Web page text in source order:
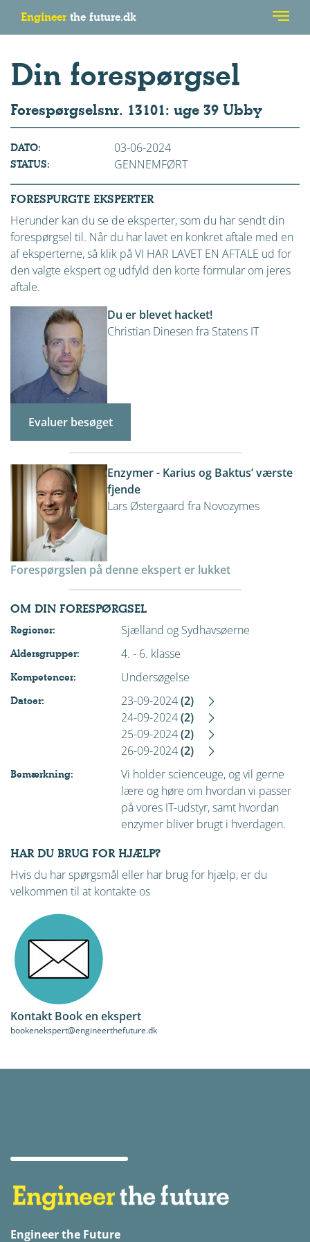
Engineer the future.dk
Din forespørgsel
Forespørgselsnr. 13101: uge 39 Ubby
DATO: 03-06-2024
STATUS: GENNEMFØRT
FORESPURGTE EKSPERTER
Herunder kan du se de eksperter, som du har sendt din
forespørgsel til. Når du har lavet en konkret aftale med en
af eksperterne, så klik på VI HAR LAVET EN AFTALE ud for
den valgte ekspert og udfyld den korte formular om jeres
aftale.
Du er blevet hacket!
Christian Dinesen fra Statens IT
Evaluer besøget
Enzymer - Karius og Baktus’ værste
fjende
Lars Østergaard fra Novozymes
Forespørgslen på denne ekspert er lukket
OM DIN FORESPØRGSEL
Regioner: Sjælland og Sydhavsøerne
Aldersgrupper: 4. - 6. klasse
Kompetencer: Undersøgelse
Datoer: 23-09-2024(2)
24-09-2024(2)
25-09-2024(2)
26-09-2024(2)
Bemærkning:
Vi holder scienceuge, og vil gerne
lære og høre om hvordan vi passer
på vores IT-udstyr, samt hvordan
enzymer bliver brugt i hverdagen.
HAR DU BRUG FOR HJÆLP?
Hvis du har spørgsmål eller har brug for hjælp, er du
velkommen til at kontakte os
Kontakt Book en ekspert
bookenekspert@engineerthefuture.dk
Engineer the Future